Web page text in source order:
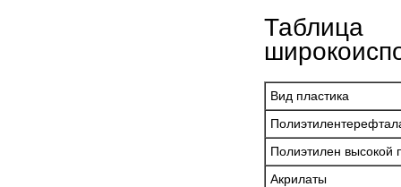
Таблица
Вид пластика
Полиэтилен высокой
Акрилаты